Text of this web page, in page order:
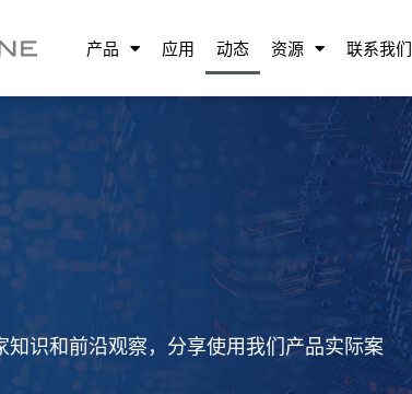
产品 应用 动态 资源 联系我们
知识和前沿观察，分享使用我们产品实际案